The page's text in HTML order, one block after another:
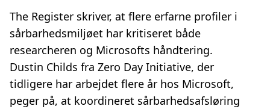
The Register skriver, at flere erfarne profiler i
sårbarhedsmiljøet har kritiseret både
researcheren og Microsofts håndtering.
Dustin Childs fra Zero Day Initiative, der
tidligere har arbejdet flere år hos Microsoft,
peger på, at koordineret sårbarhedsafsløring